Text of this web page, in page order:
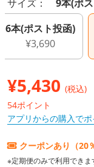
サイズ： 9本(ポ
6本(ポスト投函)
¥3,690
¥5,430 (税込)
54ポイント
アプリからの購入で
クーポンあり（20
※定期便のみで利用できま